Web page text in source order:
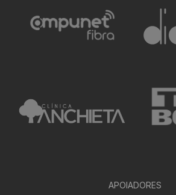
APOIADORES